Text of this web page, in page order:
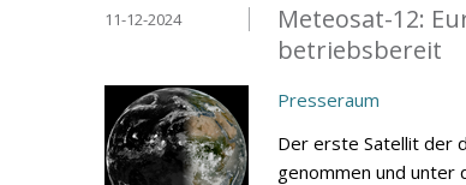
Meteosat-12:
betriebsbereit
11-12-2024
Presseraum
Der erste Satellit der
genommen und